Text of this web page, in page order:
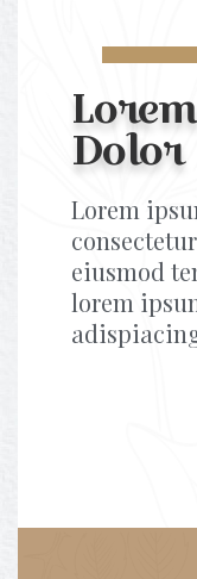
Dolor
Lorem
eiusmod
lorem